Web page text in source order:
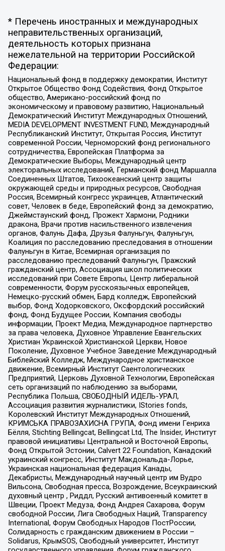
* Перечень иностранных и международных
неправительственных организаций,
деятельность которых признана
нежелательной на территории Российской
Федерации:
Национальный фонд в поддержку демократии, Институт
Открытое Общество Фонд Содействия, Фонд Открытое
общество, Американо-российский фонд по
экономическому и правовому развитию, Национальный
Демократический Институт Международных Отношений,
MEDIA DEVELOPMENT INVESTMENT FUND, Международный
Республиканский Институт, Открытая Россия, Институт
современной России, Черноморский фонд регионального
сотрудничества, Европейская Платформа за
Демократические Выборы, Международный центр
электоральных исследований, Германский фонд Маршалла
Соединенных Штатов, Тихоокеанский центр защиты
окружающей среды и природных ресурсов, Свободная
Россия, Всемирный конгресс украинцев, Атлантический
совет, Человек в беде, Европейский фонд за демократию,
Джеймстаунский фонд, Прожект Хармони, Родники
дракона, Врачи против насильственного извлечения
органов, Фалунь Дафа, Друзья Фалуньгун, Фалуньгун,
Коалиция по расследованию преследования в отношении
Фалуньгун в Китае, Всемирная организация по
расследованию преследований Фалуньгун, Пражский
гражданский центр, Ассоциация школ политических
исследований при Совете Европы, Центр либеральной
современности, Форум русскоязычных европейцев,
Немецко-русский обмен, Бард колледж, Европейский
выбор, Фонд Ходорковского, Оксфордский российский
фонд, Фонд Будущее России, Компания свободы
информации, Проект Медиа, Международное партнерство
за права человека, Духовное Управление Евангельских
Христиан Украинской Христианской Церкви, Новое
Поколение, Духовное Учебное Заведение Международный
Библейский Колледж, Международное христианское
движение, Всемирный Институт Саентологических
Предприятий, Церковь Духовной Технологии, Европейская
сеть организаций по наблюдению за выборами,
Республика Польша, СВОБОДНЫЙ ИДЕЛЬ-УРАЛ,
Ассоциация развития журналистики, IStories fonds,
Королевский Институт Международных Отношений,
КРИМСЬКА ПРАВОЗАХИСНА ГРУПА, Фонд имени Генриха
Бёлля, Stichting Bellingcat, Bellingcat Ltd, The Insider, Институт
правовой инициативы Центральной и Восточной Европы,
Фонд Открытой Эстонии, Calvert 22 Foundation, Канадский
украинский конгресс, Институт Макдональда-Лорье,
Украинская национальная федерация Канады,
Декабристы, Международный научный центр им Вудро
Вильсона, Свободная пресса, Возрождение, Всеукраинский
духовный центр , Риддл, Русский антивоенный комитет в
Швеции, Проект Медуза, Фонд Андрея Сахарова, Форум
свободной России, Лига Свободных Наций, Transparеncy
International, Форум Свободных Народов ПостРоссии,
Солидарность с гражданским движением в России –
Solidarus, КрымSOS, Свободный университет, Институт